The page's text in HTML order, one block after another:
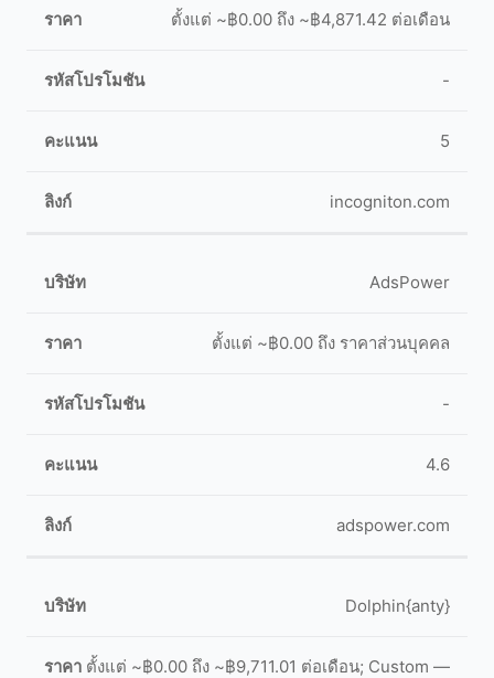
ตั้งแต่ ~฿0.00 ถึง ~฿4,871.42 ต่อเดือน
-
5
incogniton.com
AdsPower
ตั้งแต่ ~฿0.00 ถึง ราคาส่วนบุคคล
-
4.6
adspower.com
Dolphin{anty}
ตั้งแต่ ~฿0.00 ถึง ~฿9,711.01 ต่อเดือน; Custom —